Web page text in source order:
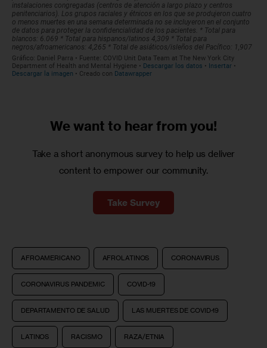
We want to hear from you!
Take a short anonymous survey to help us deliver
content to empower our community.
Take Survey
AFROAMERICANO AFROLATINOS CORONAVIRUS
CORONAVIRUS PANDEMIC COVID-19
DEPARTAMENTO DE SALUD LAS MUERTES DE COVID-19
LATINOS RACISMO RAZA/ETNIA